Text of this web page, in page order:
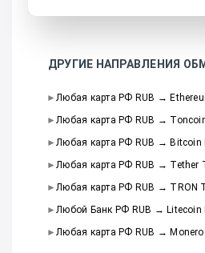
ДРУГИЕ НАПРАВЛЕНИЯ
Любая карта РФ RUB →
Любая карта РФ RUB →
Любая карта РФ RUB → Bitcoin
Любая карта РФ RUB → Tether
Любая карта РФ RUB → TRON
Любой Банк РФ RUB → Litecoin
Любая карта РФ RUB → Monero